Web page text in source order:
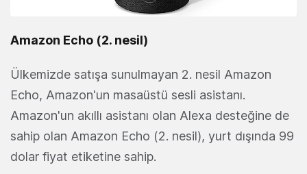
Amazon Echo (2. nesil)
Ülkemizde satışa sunulmayan 2. nesil Amazon
Echo, Amazon'un masaüstü sesli asistanı.
Amazon'un akıllı asistanı olan Alexa desteğine de
sahip olan Amazon Echo (2. nesil), yurt dışında 99
dolar fiyat etiketine sahip.